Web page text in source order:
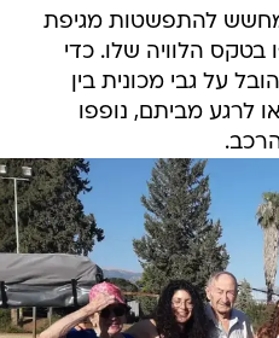
מחשש להתפשטות מגיפת
הלוויה שלו. כדי
על גבי מכונית בין
לרגע מביתם, נופפו